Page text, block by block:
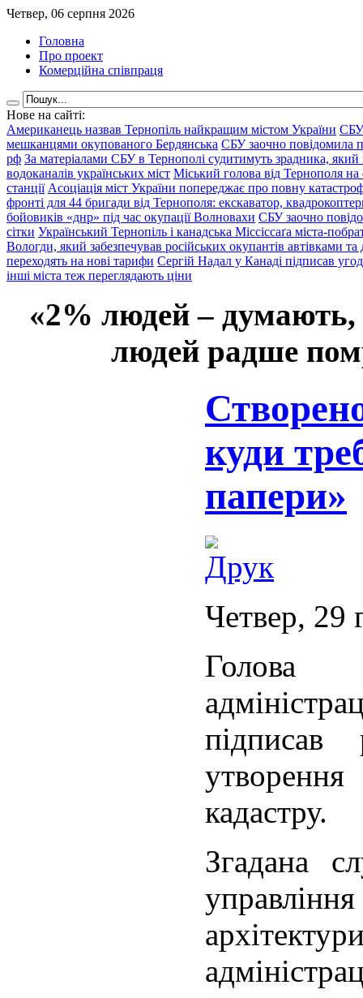
Четвер, 06 серпня 2026
Головна
Про проект
Комерційна співпраця
Нове на сайті:
Американець назвав Тернопіль найкращим містом України СБУ
мешканцями окупованого Бердянська СБУ заочно повідомила
рф За матеріалами СБУ в Тернополі судитимуть зрадника, який
водоканалів українських міст Міський голова від Тернополя
станції Асоціація міст України попереджає про повну
фронті для 44 бригади від Тернополя: екскаватор,
бойовиків «днр» під час окупації Волновахи СБУ заочно
сітки Український Тернопіль і канадська Міссіссаґа міста-
Вологди, який забезпечував російських окупантів автівками
переходять на нові тарифи Сергій Надал у Канаді підписав
інші міста теж переглядають ціни
«2% людей –
людей радше
куди
папери»
Четвер, 29
Голова
кадастру.
Згадана